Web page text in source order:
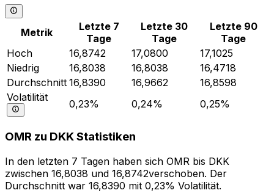
Metrik
Letzte 7
Tage
Letzte 30
Tage
Letzte 90
Tage
Hoch
16,8742 17,0800
17,1025
Niedrig
16,8038 16,8038
16,4718
Durchschnitt 16,8390 16,9662
16,8598
Volatilität
0,23% 0,24% 0,25%
OMR zu DKK Statistiken
In den letzten 7 Tagen haben sich OMR bis DKK
zwischen 16,8038 und 16,8742verschoben. Der
Durchschnitt war 16,8390 mit 0,23% Volatilität.